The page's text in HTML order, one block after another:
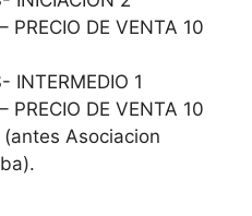
PRECIO DE VENTA 10
INTERMEDIO 1
PRECIO DE VENTA 10
Asociacion